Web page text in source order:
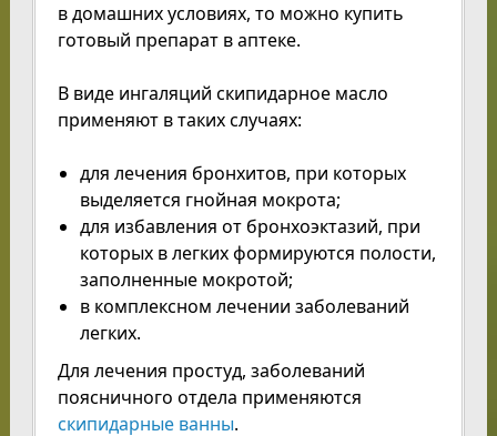
в домашних условиях, то можно купить
готовый препарат в аптеке.
В виде ингаляций скипидарное масло
применяют в таких случаях:
для лечения бронхитов, при которых
выделяется гнойная мокрота;
для избавления от бронхоэктазий, при
которых в легких формируются полости,
заполненные мокротой;
в комплексном лечении заболеваний
легких.
Для лечения простуд, заболеваний
поясничного отдела применяются
скипидарные ванны.